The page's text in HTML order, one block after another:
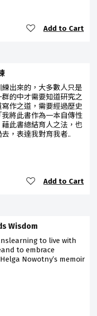
Add to Cart
出來的，大多數人只是
的中才需要知道研究之
作之道，需要經過歷史
將此書作為一本自傳性
此書總結育人之法，也
，表達我對育我者..
Add to Cart
Wisdom
to live with
to embrace
Nowotny’s memoir